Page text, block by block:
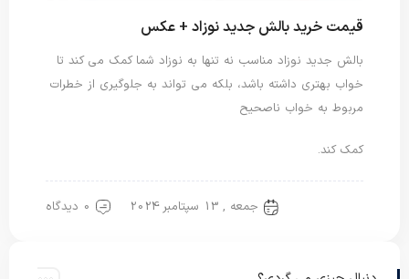
قیمت خرید بالش جدید نوزاد + عکس
بالش جدید نوزاد مناسب نه تنها به نوزاد شما کمک می کند تا
خواب بهتری داشته باشد، بلکه می تواند به جلوگیری از خطرات
مربوط به خواب ناصحیح
کمک کند.
جمعه , 13 سپتامبر 2024 0 دیدگاه